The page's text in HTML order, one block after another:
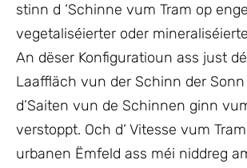
stinn d ‘Schinne vum Tram op
vegetaliséierter oder
An dëser Konfiguratioun ass just
Laaffläch vun der Schinn der
d’Saiten vun de Schinnen ginn
verstoppt. Och d‘ Vitesse vum
urbanen Ëmfeld ass méi niddreg